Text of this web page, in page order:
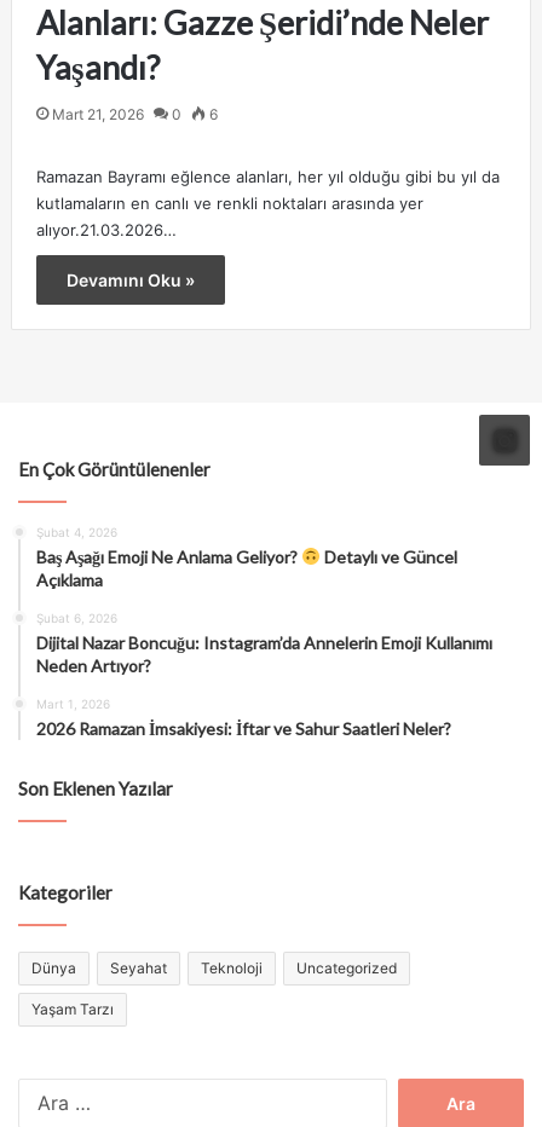
Alanları: Gazze Şeridi’nde Neler
Yaşandı?
Mart 21, 2026 0 6
Ramazan Bayramı eğlence alanları, her yıl olduğu gibi bu yıl da
kutlamaların en canlı ve renkli noktaları arasında yer
alıyor.21.03.2026…
Devamını Oku »
En Çok Görüntülenenler
Şubat 4, 2026
Baş Aşağı Emoji Ne Anlama Geliyor?
Detaylı ve Güncel
Açıklama
Şubat 6, 2026
Dijital Nazar Boncuğu: Instagram’da Annelerin Emoji Kullanımı
Neden Artıyor?
Mart 1, 2026
2026 Ramazan İmsakiyesi: İftar ve Sahur Saatleri Neler?
Son Eklenen Yazılar
Kategoriler
Dünya Seyahat Teknoloji Uncategorized
Yaşam Tarzı